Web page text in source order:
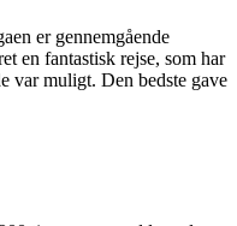
er gennemgående
en fantastisk rejse, som har
var muligt. Den bedste gave